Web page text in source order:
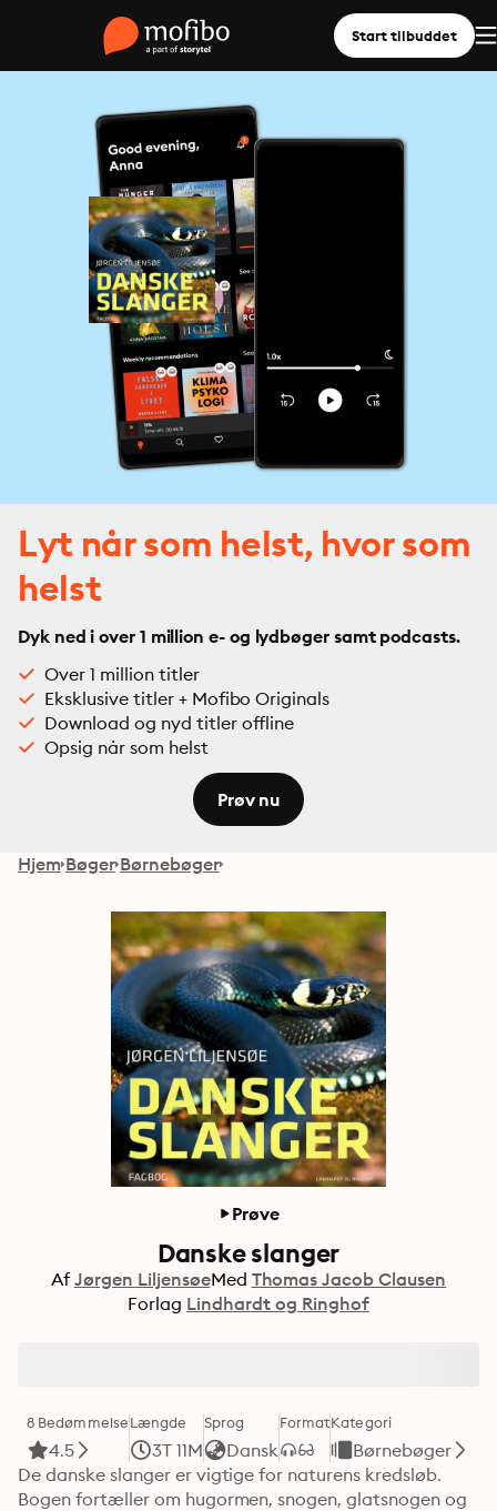
Start tilbuddet
Lyt når som helst, hvor som
helst
Dyk ned i over 1 million e- og lydbøger samt podcasts.
Over 1 million titler
Eksklusive titler + Mofibo Originals
Download og nyd titler offline
Opsig når som helst
Prøv nu
Hjem Bøger Børnebøger
Prøve
Danske slanger
Af Jørgen LiljensøeMed Thomas Jacob Clausen
Forlag Lindhardt og Ringhof
8 Bedømmelse
4.5
Længde
3T 11M
Sprog
Dansk
FormatKategori
Børnebøger
De danske slanger er vigtige for naturens kredsløb.
Bogen fortæller om hugormen, snogen, glatsnogen og